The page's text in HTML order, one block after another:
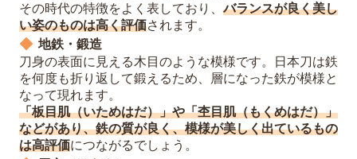
その時代の特徴をよく表しており、バランスが良く美し
い姿のものは高く評価されます。
地鉄・鍛造
刀身の表面に見える木目のような模様です。日本刀は鉄
を何度も折り返して鍛えるため、層になった鉄が模様と
なって現れます。
「板目肌（いためはだ）」や「杢目肌（もくめはだ）」
などがあり、鉄の質が良く、模様が美しく出ているもの
は高評価につながるでしょう。